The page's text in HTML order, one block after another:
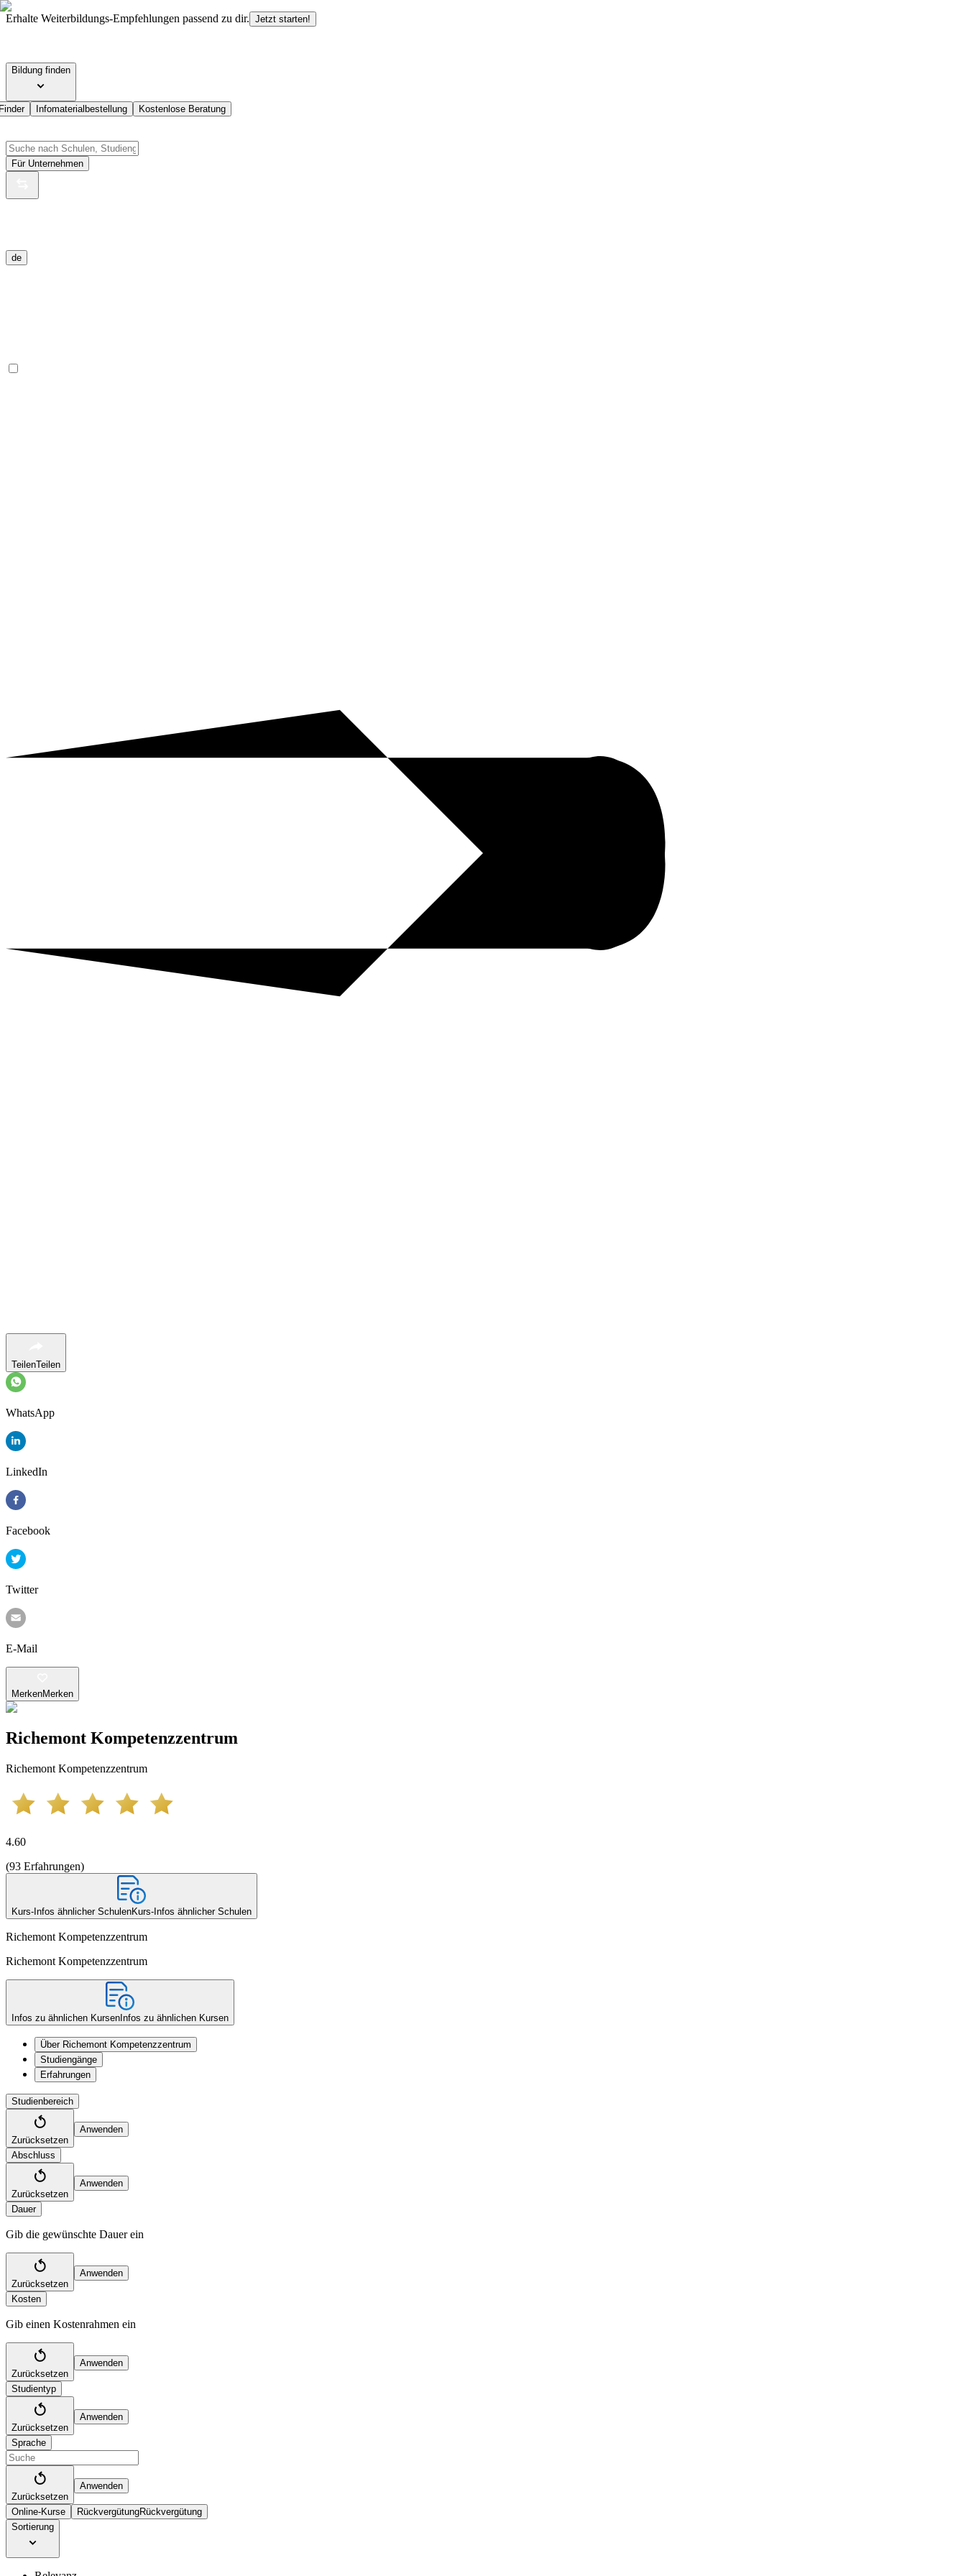
Erhalte Weiterbildungs-Empfehlungen passend zu dir. Jetzt starten!
Bildung finden
Infomaterialbestellung Kostenlose Beratung
Für Unternehmen
de
TeilenTeilen
WhatsApp
LinkedIn
Facebook
Twitter
E-Mail
MerkenMerken
Richemont Kompetenzzentrum
Richemont Kompetenzzentrum
4.60
(93 Erfahrungen)
Kurs-Infos ähnlicher SchulenKurs-Infos ähnlicher Schulen
Richemont Kompetenzzentrum
Richemont Kompetenzzentrum
Infos zu ähnlichen Kursen Infos zu ähnlichen Kursen
Über Richemont Kompetenzzentrum
Studiengänge
Erfahrungen
Studienbereich
Zurücksetzen
Anwenden
Abschluss
Zurücksetzen
Anwenden
Dauer
Gib die gewünschte Dauer ein
Zurücksetzen
Anwenden
Kosten
Gib einen Kostenrahmen ein
Zurücksetzen
Anwenden
Studientyp
Zurücksetzen
Anwenden
Sprache
Zurücksetzen
Anwenden
Online-Kurse RückvergütungRückvergütung
Sortierung